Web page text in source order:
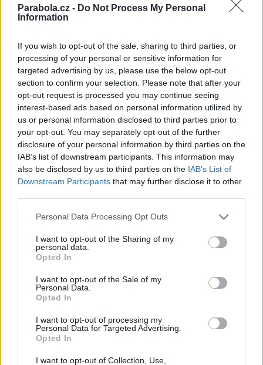
Parabola.cz - Do Not Process My Personal
Information
If you wish to opt-out of the sale, sharing to third parties, or
processing of your personal or sensitive information for
targeted advertising by us, please use the below opt-out
section to confirm your selection. Please note that after your
opt-out request is processed you may continue seeing
interest-based ads based on personal information utilized by
us or personal information disclosed to third parties prior to
your opt-out. You may separately opt-out of the further
disclosure of your personal information by third parties on the
IAB’s list of downstream participants. This information may
also be disclosed by us to third parties on the IAB’s List of
Downstream Participants that may further disclose it to other
Personal Data Processing Opt Outs
I want to opt-out of the Sharing of my
personal data.
Opted In
I want to opt-out of the Sale of my
Personal Data.
Opted In
I want to opt-out of processing my
Personal Data for Targeted Advertising.
Opted In
I want to opt-out of Collection, Use,
07.08.2026 - Bosch Powertrain s.r.o. Jihlava • linkový střídač • mzda
48.400 Kč • příspěvek na ubytování (Jihlava, okres Jihlava)
07.08.2026 -Bosch Powertrain s.r.o. Jihlava • obsluha CNC strojů •
48.400 Kč • náborový bonus 50.000 Kč • příspěvek na ubytování
07.08.2026 -Specialista pro elektronická zařízení údržby (m/ž) (tř.
Klementa 869, Mladá Boleslav II)
06.08.2026 -Bosch Powertrain s.r.o. Jihlava • CNC operátor• mzda
Kč • náborový bonus 50.000 Kč • příspěvek na ubytování (Jihlava,
Jihlava)
06.08.2026 -Bosch Powertrain s.r.o. • montážní dělník • mzda 44.700
týdenní zálohy na mzdu 2.000 Kč (Jihlava, okres Jihlava)
... další nabídky zaměstnání
vysílacím týdnu
naladění na Skylinku